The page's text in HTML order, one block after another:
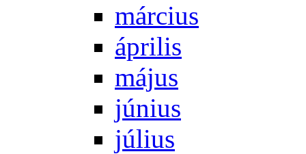
már­ci­us
áp­ri­lis
má­jus
jú­ni­us
jú­li­us